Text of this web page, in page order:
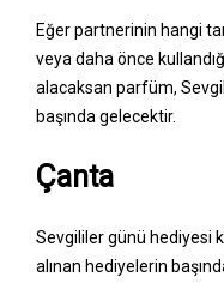
Eğer partnerinin hangi
veya daha önce
alacaksan parfüm,
başında gelecektir.
Çanta
Sevgililer günü hediyesi
alınan hediyelerin